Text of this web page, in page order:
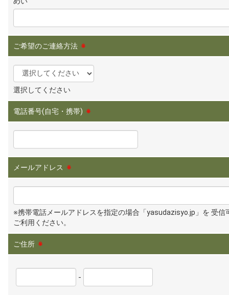
ご希望のご連絡方法 ※
選択してください
電話番号(自宅・携帯) ※
メールアドレス ※
※携帯電話メールアドレスを指定の場合「yasudazisyo.jp」を 受信
ご利用ください。
ご住所 ※
-